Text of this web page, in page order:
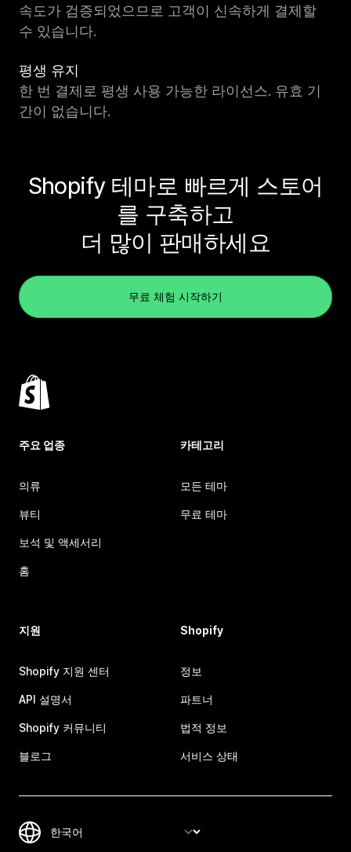
속도가 검증되었으므로 고객이 신속하게 결제할
수 있습니다.
평생 유지
한 번 결제로 평생 사용 가능한 라이선스. 유효 기
간이 없습니다.
Shopify 테마로 빠르게 스토어
를 구축하고
더 많이 판매하세요
무료 체험 시작하기
주요 업종
의류
뷰티
보석 및 액세서리
홈
카테고리
모든 테마
무료 테마
지원
Shopify 지원 센터
API 설명서
Shopify 커뮤니티
블로그
Shopify
정보
파트너
법적 정보
서비스 상태